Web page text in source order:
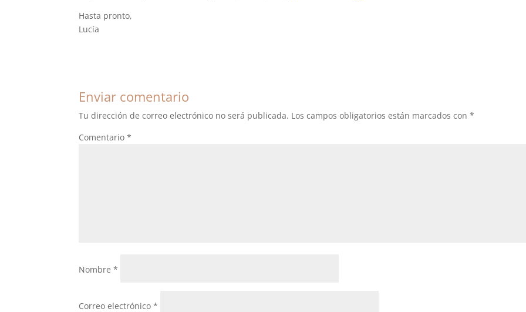
Hasta pronto,
Lucía
Enviar comentario
Tu dirección de correo electrónico no será publicada. Los campos obligatorios están marcados con*
Comentario*
Nombre*
Correo electrónico*